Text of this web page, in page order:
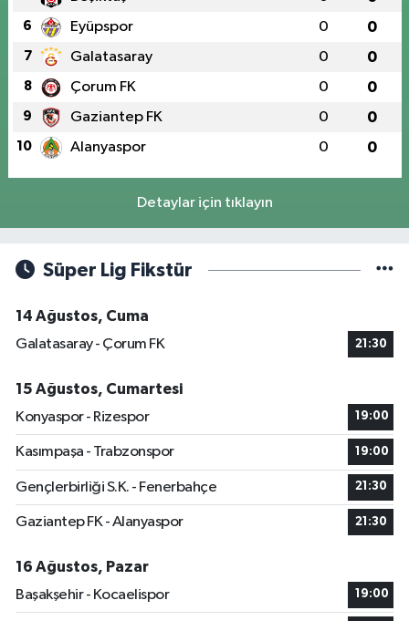
6 Eyüpspor 0 0
7 Galatasaray 0 0
8 Çorum FK 0 0
9 Gaziantep FK 0 0
10 Alanyaspor 0 0
Detaylar için tıklayın
Süper Lig Fikstür
14 Ağustos, Cuma
Galatasaray - Çorum FK
21:30
15 Ağustos, Cumartesi
Konyaspor - Rizespor
19:00
Kasımpaşa - Trabzonspor 19:00
Gençlerbirliği S.K. - Fenerbahçe 21:30
Gaziantep FK - Alanyaspor 21:30
16 Ağustos, Pazar
Başakşehir - Kocaelispor
19:00